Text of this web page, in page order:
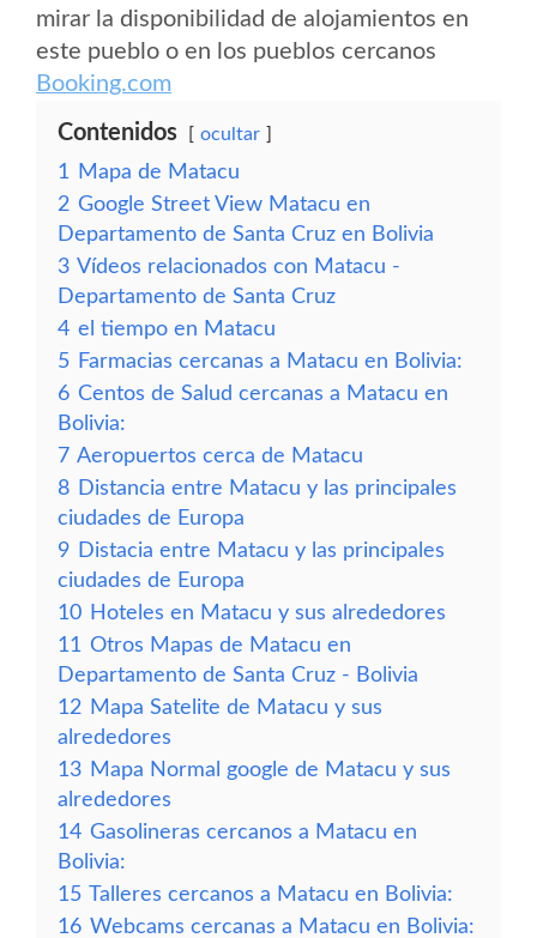
mirar la disponibilidad de alojamientos en
este pueblo o en los pueblos cercanos
Booking.com
Contenidos ocultar
1
Mapa de Matacu
2 Google Street View Matacu en
Departamento de Santa Cruz en Bolivia
3 Vídeos relacionados con Matacu -
Departamento de Santa Cruz
4 el tiempo en Matacu
5 Farmacias cercanas a Matacu en Bolivia:
6 Centos de Salud cercanas a Matacu en
Bolivia:
7 Aeropuertos cerca de Matacu
8 Distancia entre Matacu y las principales
ciudades de Europa
9 Distacia entre Matacu y las principales
ciudades de Europa
10 Hoteles en Matacu y sus alrededores
11 Otros Mapas de Matacu en
Departamento de Santa Cruz - Bolivia
12 Mapa Satelite de Matacu y sus
alrededores
13 Mapa Normal google de Matacu y sus
alrededores
14 Gasolineras cercanos a Matacu en
Bolivia:
15 Talleres cercanos a Matacu en Bolivia:
16 Webcams cercanas a Matacu en Bolivia: